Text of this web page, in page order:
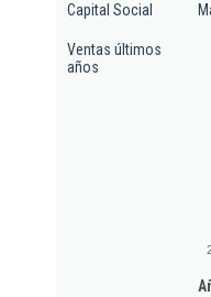
Capital Social
Ventas últimos
años